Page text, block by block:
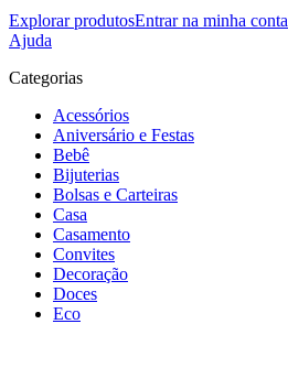
Explorar produtosEntrar na minha conta
Ajuda
Categorias
Acessórios
Aniversário e Festas
Bebê
Bijuterias
Bolsas e Carteiras
Casa
Casamento
Convites
Decoração
Doces
Eco